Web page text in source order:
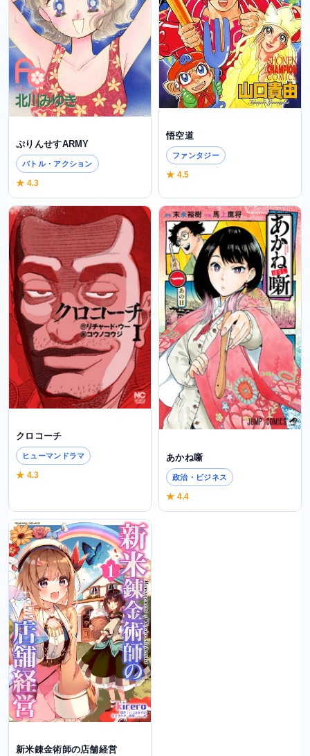
ぷりんせすARMY
バトル・アクション
★ 4.3
悟空道
ファンタジー
★ 4.5
クロコーチ
ヒューマンドラマ
★ 4.3
あかね噺
政治・ビジネス
★ 4.4
新米錬金術師の店舗経営